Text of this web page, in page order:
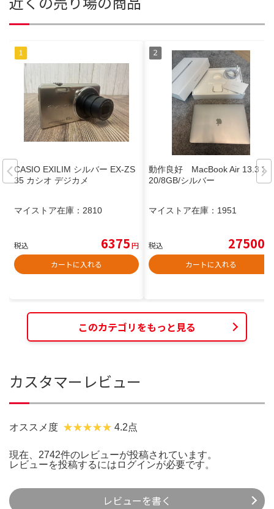
CASIO EXILIM シルバー EX-ZS
35 カシオ デジカメ
マイストア在庫： 2810
税込 6375円
カートに入れる
動作良好 MacBook Air 13.3 20
20/8GB/シルバー
マイストア在庫： 1951
税込 27500
カートに入れる
このカテゴリをもっと見る
カスタマーレビュー
オススメ度 4.2点
現在、2742件のレビューが投稿されています。
レビューを投稿するには ログインが必要です。
レビューを書く